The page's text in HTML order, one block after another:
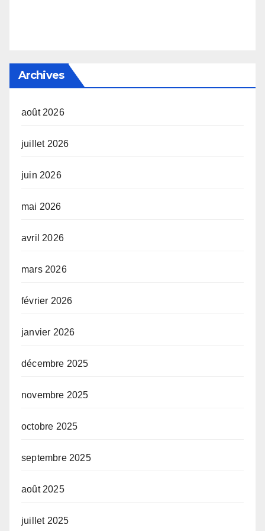
Archives
août 2026
juillet 2026
juin 2026
mai 2026
avril 2026
mars 2026
février 2026
janvier 2026
décembre 2025
novembre 2025
octobre 2025
septembre 2025
août 2025
juillet 2025